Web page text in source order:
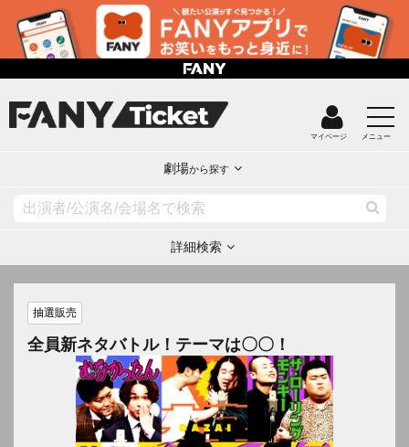
マイページ メニュー
劇場から探す
詳細検索
抽選販売
全員新ネタバトル！テーマは〇〇！